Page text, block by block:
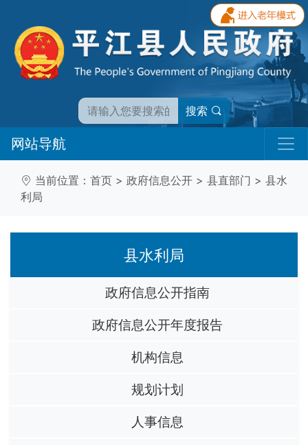
搜索
网站导航
当前位置： 首页 > 政府信息公开 > 县直部门 > 县水
利局
县水利局
政府信息公开指南
政府信息公开年度报告
机构信息
规划计划
人事信息